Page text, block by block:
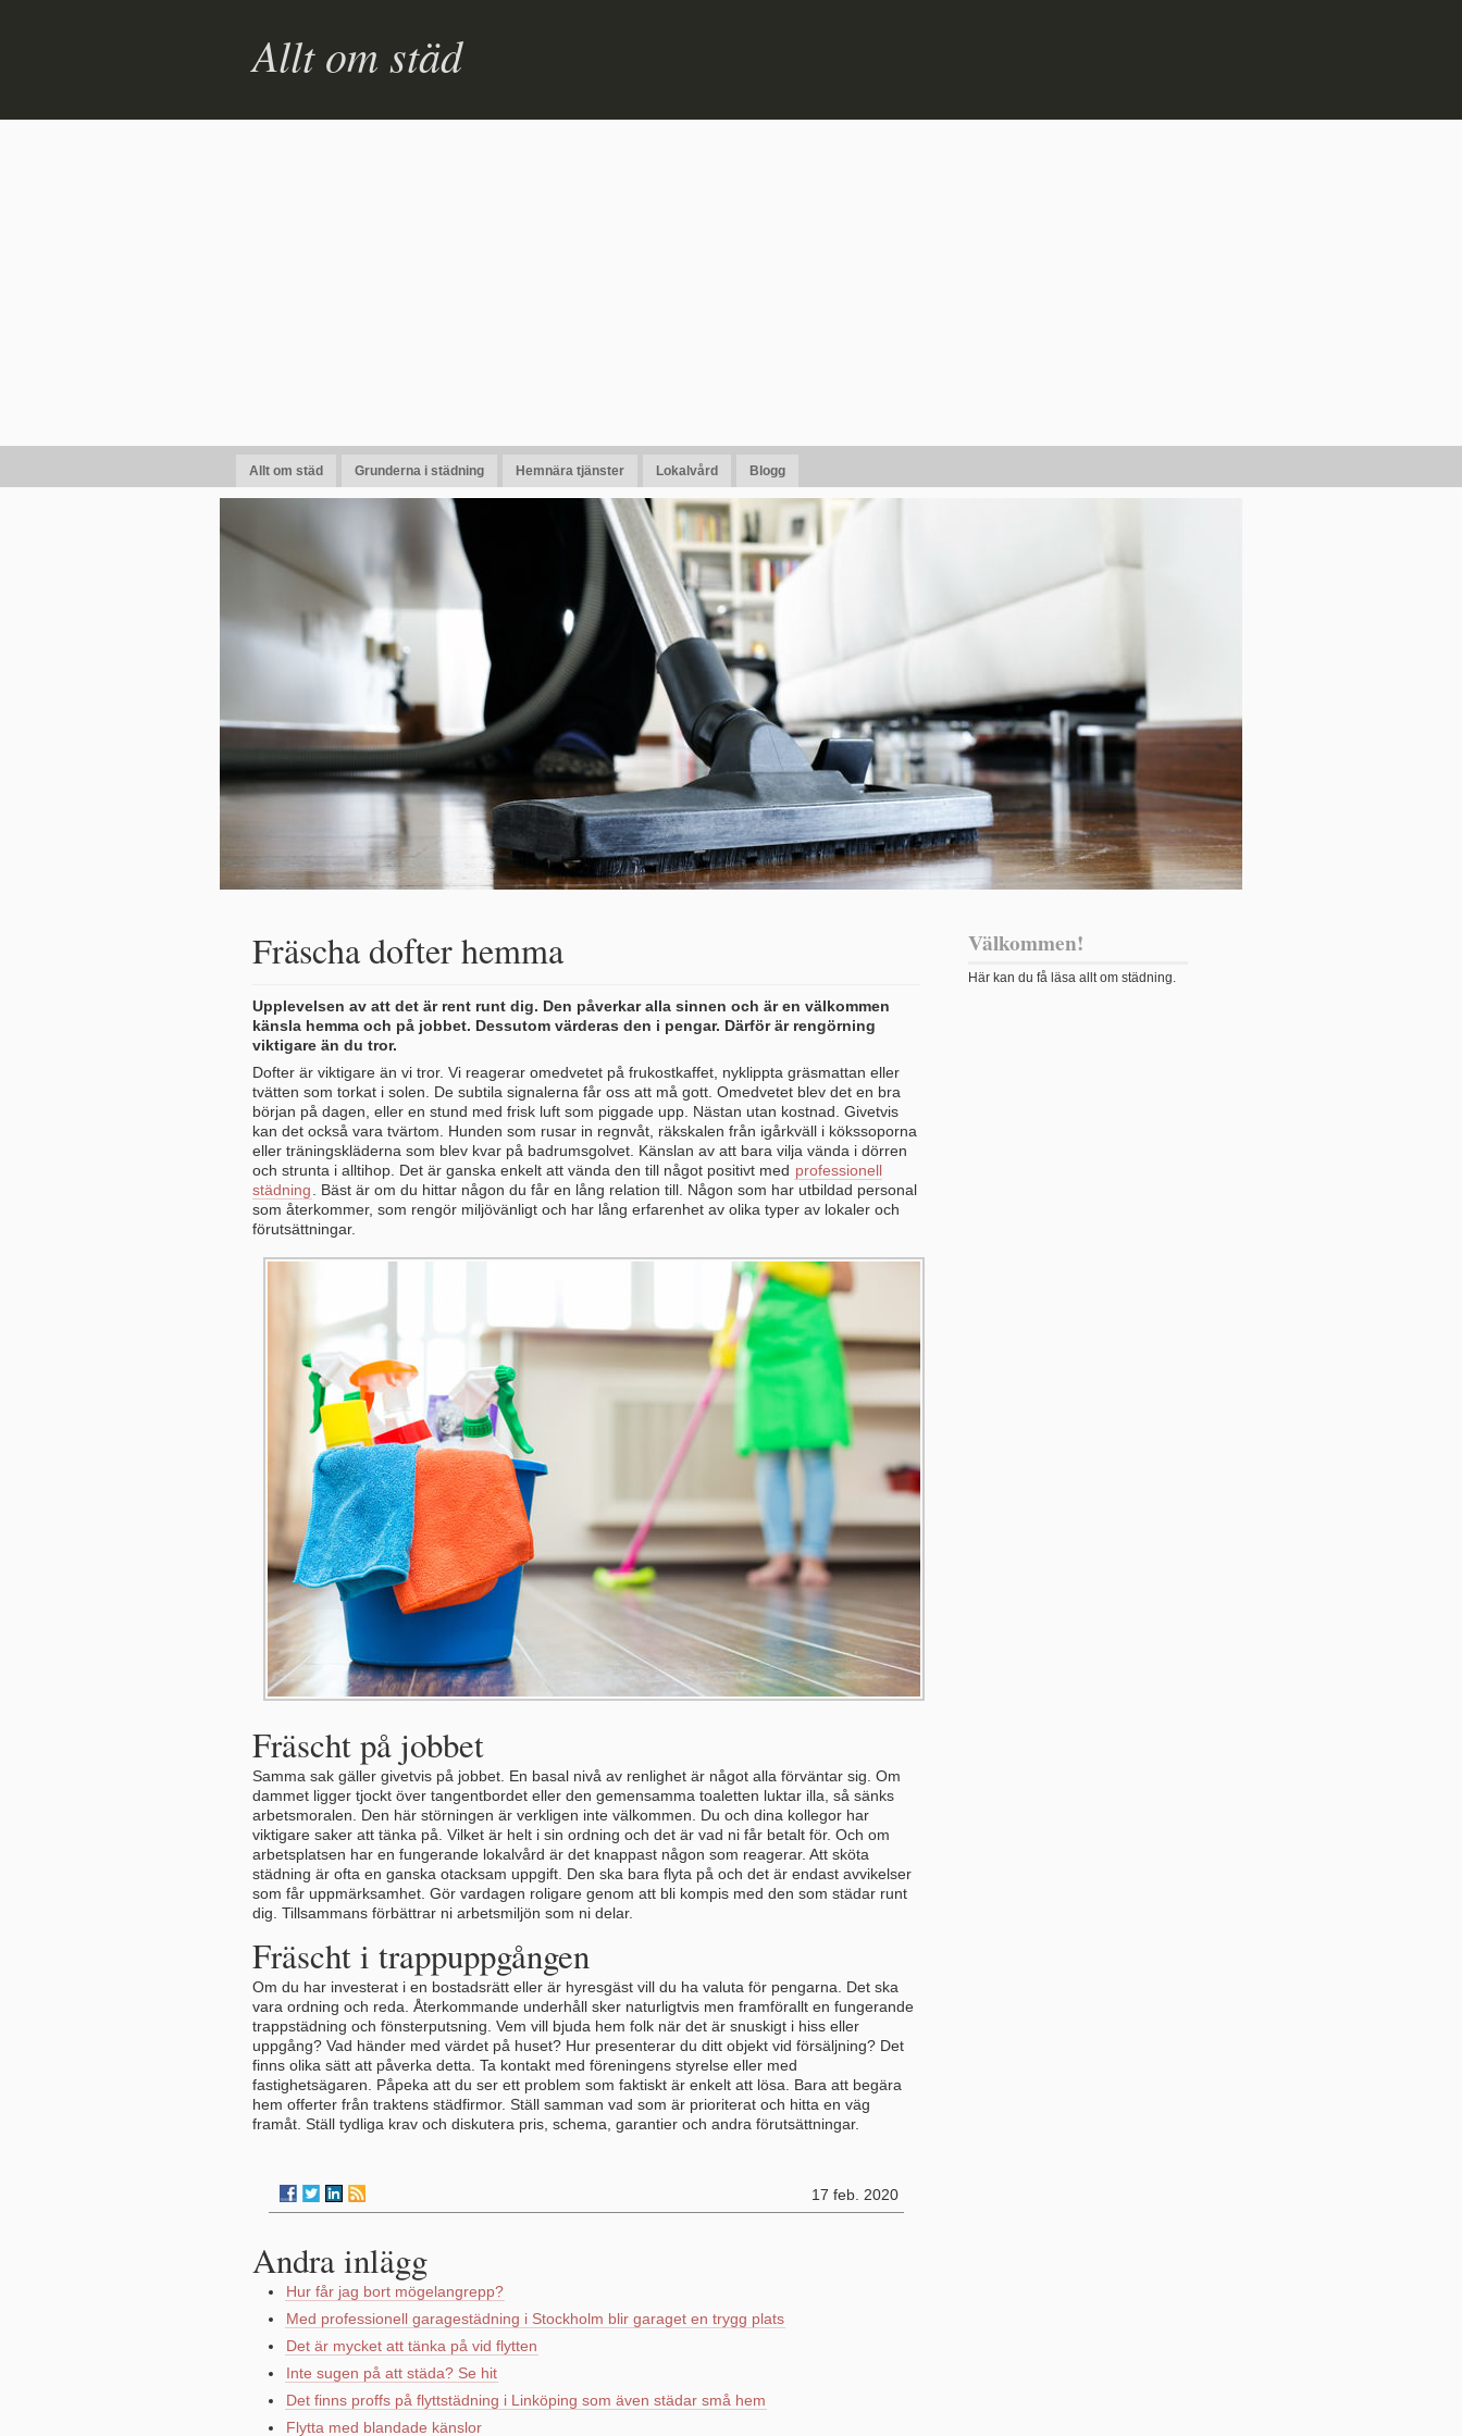
Allt om städ
Allt om städ Grunderna i städning Hemnära tjänster Lokalvård Blogg
Fräscha dofter hemma
Upplevelsen av att det är rent runt dig. Den påverkar alla sinnen och är en välkommen
känsla hemma och på jobbet. Dessutom värderas den i pengar. Därför är rengörning
viktigare än du tror.
Dofter är viktigare än vi tror. Vi reagerar omedvetet på frukostkaffet, nyklippta gräsmattan eller
tvätten som torkat i solen. De subtila signalerna får oss att må gott. Omedvetet blev det en bra
början på dagen, eller en stund med frisk luft som piggade upp. Nästan utan kostnad. Givetvis
kan det också vara tvärtom. Hunden som rusar in regnvåt, räkskalen från igårkväll i kökssoporna
eller träningskläderna som blev kvar på badrumsgolvet. Känslan av att bara vilja vända i dörren
och strunta i alltihop. Det är ganska enkelt att vända den till något positivt med professionell
städning
. Bäst är om du hittar någon du får en lång relation till. Någon som har utbildad personal
som återkommer, som rengör miljövänligt och har lång erfarenhet av olika typer av lokaler och
förutsättningar.
Fräscht på jobbet
Samma sak gäller givetvis på jobbet. En basal nivå av renlighet är något alla förväntar sig. Om
dammet ligger tjockt över tangentbordet eller den gemensamma toaletten luktar illa, så sänks
arbetsmoralen. Den här störningen är verkligen inte välkommen. Du och dina kollegor har
viktigare saker att tänka på. Vilket är helt i sin ordning och det är vad ni får betalt för. Och om
arbetsplatsen har en fungerande lokalvård är det knappast någon som reagerar. Att sköta
städning är ofta en ganska otacksam uppgift. Den ska bara flyta på och det är endast avvikelser
som får uppmärksamhet. Gör vardagen roligare genom att bli kompis med den som städar runt
dig. Tillsammans förbättrar ni arbetsmiljön som ni delar.
Fräscht i trappuppgången
Om du har investerat i en bostadsrätt eller är hyresgäst vill du ha valuta för pengarna. Det ska
vara ordning och reda. Återkommande underhåll sker naturligtvis men framförallt en fungerande
trappstädning och fönsterputsning. Vem vill bjuda hem folk när det är snuskigt i hiss eller
uppgång? Vad händer med värdet på huset? Hur presenterar du ditt objekt vid försäljning? Det
finns olika sätt att påverka detta. Ta kontakt med föreningens styrelse eller med
fastighetsägaren. Påpeka att du ser ett problem som faktiskt är enkelt att lösa. Bara att begära
hem offerter från traktens städfirmor. Ställ samman vad som är prioriterat och hitta en väg
framåt. Ställ tydliga krav och diskutera pris, schema, garantier och andra förutsättningar.
17 feb. 2020
Andra inlägg
Hur får jag bort mögelangrepp?
Med professionell garagestädning i Stockholm blir garaget en trygg plats
Det är mycket att tänka på vid flytten
Inte sugen på att städa? Se hit
Det finns proffs på flyttstädning i Linköping som även städar små hem
Flytta med blandade känslor
Välkommen!
Här kan du få läsa allt om städning.